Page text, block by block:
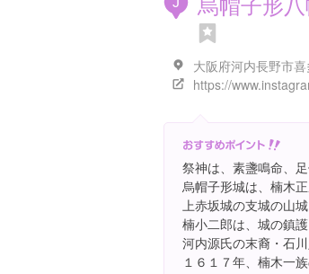
大阪府河内長野市
祭神は、素盞鳴命、
烏帽子形城は、楠木
上赤坂城の支城の山
楠小二郎は、城の鎮護
河内源氏の末裔・石
１６１７年、楠木一